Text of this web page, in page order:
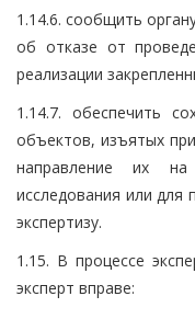
1.14.6. сообщить
об отказе от
реализации
1.14.7. обеспечить
объектов, изъятых
направление их на
исследования или для
экспертизу.
1.15. В процессе
эксперт вправе: